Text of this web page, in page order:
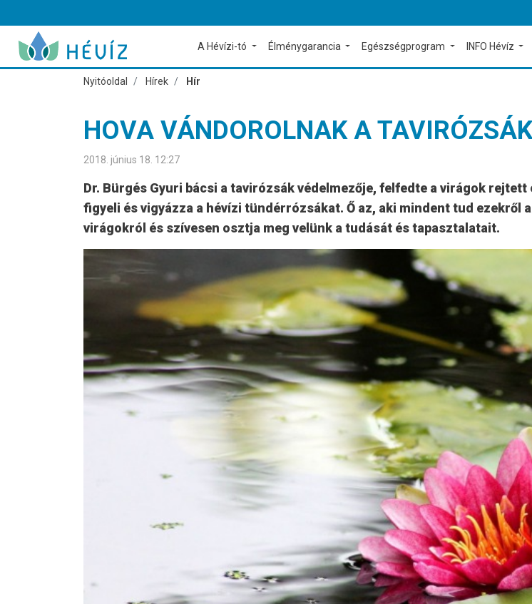
A Hévízi-tó Élménygarancia Egészségprogram INFO Hévíz
Nyitóoldal Hírek Hír
HOVA VÁNDOROLNAK A
2018. június 18. 12:27
Dr. Bürgés Gyuri bácsi a tavirózsák védelmezője, felfedte a virágok
figyeli és vigyázza a hévízi tündérrózsákat. Ő az, aki mindent tud ezekről
virágokról és szívesen osztja meg velünk a tudását és tapasztalatait.